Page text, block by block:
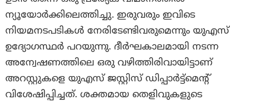
ന്യൂയോര്‍ക്കിലെത്തിച്ചു. ഇരുവരും ഇവിടെ
നിയമനടപടികൾ നേരിടേണ്ടിവരുമെന്നും യുഎസ്
ഉദ്യോഗസ്ഥർ പറയുന്നു. ദീർഘകാലമായി നടന്ന
അന്വേഷണത്തിലെ ഒരു വഴിത്തിരിവായിട്ടാണ്
അറസ്റ്റുകളെ യുഎസ് ജസ്റ്റിസ് ഡിപ്പാര്‍ട്ട്മെന്റ്
വിശേഷിപ്പിച്ചത്. ശക്തമായ തെളിവുകളുടെ